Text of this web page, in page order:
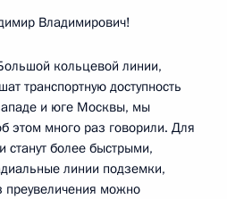
Владимирович!
кольцевой линии,
транспортную доступность
и юге Москвы, мы
этом много раз говорили. Для
более быстрыми,
линии подземки,
преувеличения можно